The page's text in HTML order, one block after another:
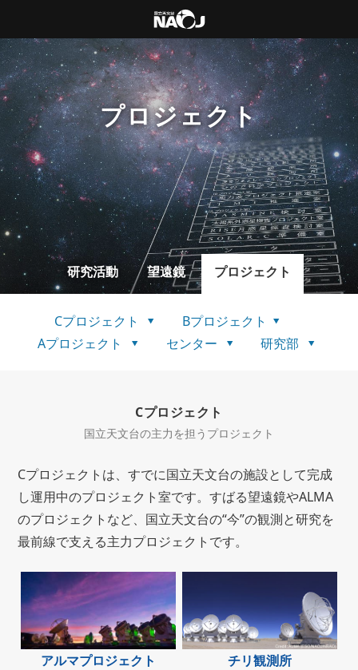
プロジェクト
研究活動 望遠鏡 プロジェクト
Cプロジェクト
Bプロジェクト
Aプロジェクト
センター 研究部
Cプロジェクト
国立天文台の主力を担うプロジェクト
Cプロジェクトは、すでに国立天文台の施設として完成
し運用中のプロジェクト室です。すばる望遠鏡やALMA
のプロジェクトなど、国立天文台の“今”の観測と研究を
最前線で支える主力プロジェクトです。
アルマプロジェクト チリ観測所